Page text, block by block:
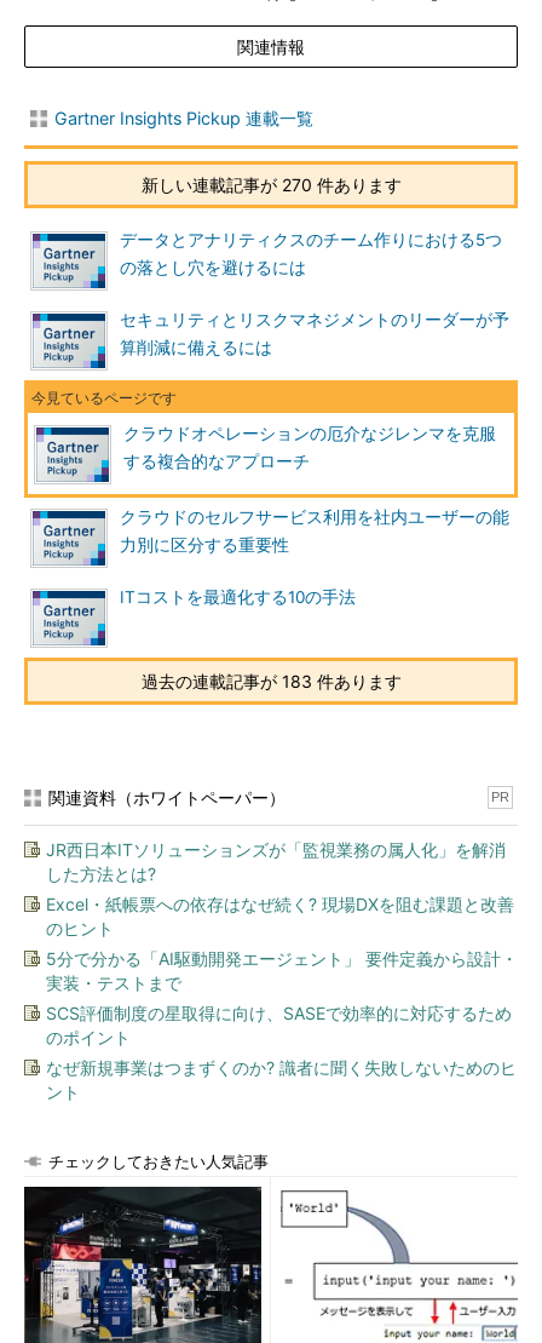
関連情報
Gartner Insights Pickup 連載一覧
新しい連載記事が 270 件あります
データとアナリティクスのチーム作りにおける5つ
の落とし穴を避けるには
セキュリティとリスクマネジメントのリーダーが予
算削減に備えるには
クラウドオペレーションの厄介なジレンマを克服
する複合的なアプローチ
クラウドのセルフサービス利用を社内ユーザーの能
力別に区分する重要性
ITコストを最適化する10の手法
過去の連載記事が 183 件あります
関連資料（ホワイトペーパー） PR
JR西日本ITソリューションズが「監視業務の属人化」を解消
した方法とは?
Excel・紙帳票への依存はなぜ続く? 現場DXを阻む課題と改善
のヒント
5分で分かる「AI駆動開発エージェント」 要件定義から設計・
実装・テストまで
SCS評価制度の星取得に向け、SASEで効率的に対応するため
のポイント
なぜ新規事業はつまずくのか? 識者に聞く失敗しないためのヒ
ント
チェックしておきたい人気記事